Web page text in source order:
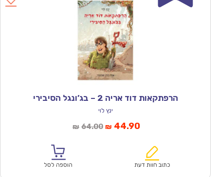
הרפתקאות דוד אריה 2 – בג’ונגל הסיבירי
ינץ לוי
₪ 64.00המחיר
₪64.00.
₪ 44.90המחיר
הוא:
כתוב חוות דעת הוספה לסל